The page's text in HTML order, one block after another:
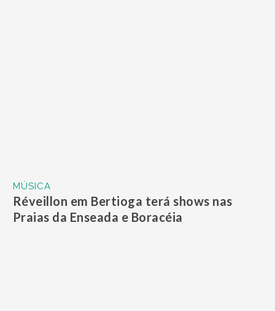
MÚSICA
Réveillon em Bertioga terá shows nas
Praias da Enseada e Boracéia